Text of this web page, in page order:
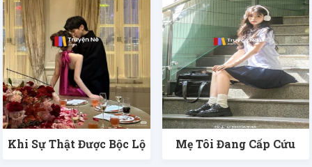
Khi Sự Thật Được Bộc Lộ Mẹ Tôi Đang Cấp Cứu